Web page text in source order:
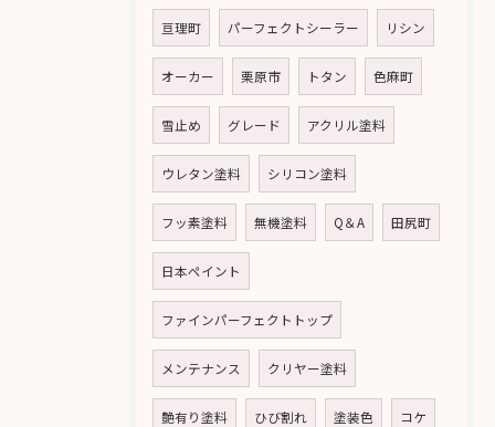
亘理町 パーフェクトシーラー リシン
オーカー 栗原市 トタン 色麻町
雪止め グレード アクリル塗料
ウレタン塗料 シリコン塗料
フッ素塗料 無機塗料 Q＆A 田尻町
日本ペイント
ファインパーフェクトトップ
メンテナンス クリヤー塗料
艶有り塗料 ひび割れ 塗装色 コケ